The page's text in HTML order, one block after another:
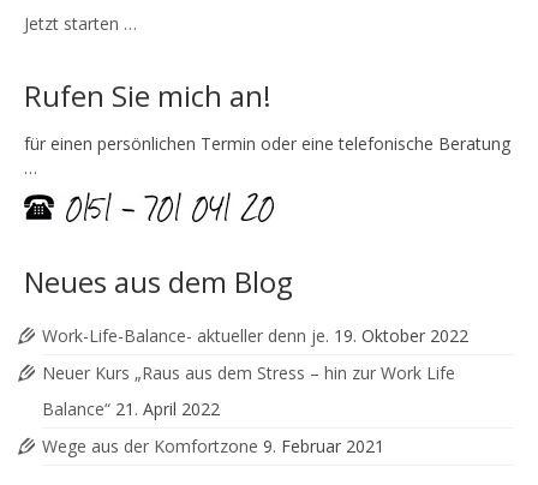
Jetzt starten …
Rufen Sie mich an!
für einen persönlichen Termin oder eine telefonische Beratung
…
Neues aus dem Blog
Work-Life-Balance- aktueller denn je. 19. Oktober 2022
Neuer Kurs „Raus aus dem Stress – hin zur Work Life
Balance“ 21. April 2022
Wege aus der Komfortzone 9. Februar 2021